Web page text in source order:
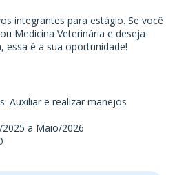
integrantes para estágio. Se você
Medicina Veterinária e deseja
essa é a sua oportunidade!
Auxiliar e realizar manejos
a Maio/2026